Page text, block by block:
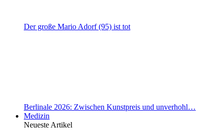
Der große Mario Adorf (95) ist tot
Berlinale 2026: Zwischen Kunstpreis und unverhohl…
Medizin
Neueste Artikel